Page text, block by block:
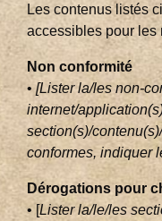
Les contenus listés
accessibles pour les
Non conformité
• [Lister la/les non-
internet/
section(s)/
conformes, indiquer
Dérogations pour
• [Lister la/le/les